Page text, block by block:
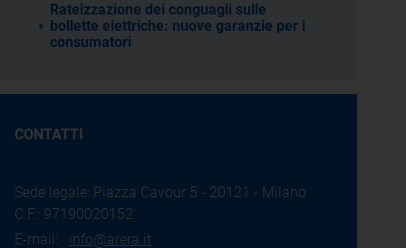
Rateizzazione dei conguagli sulle
bollette elettriche: nuove garanzie per i
consumatori
CONTATTI
Sede legale: Piazza Cavour 5 - 20121 - Milano
C.F.: 97190020152
E-mail: info@arera.it